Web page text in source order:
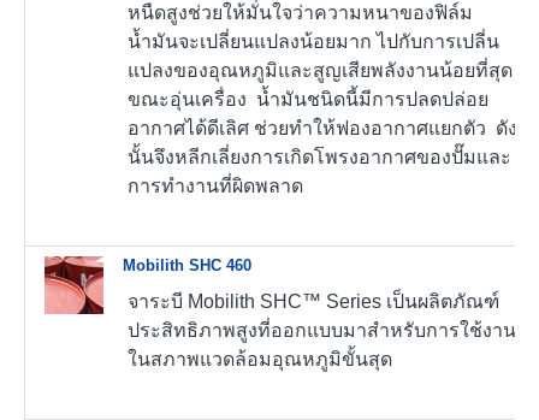
หนืดสูงช่วยให้มั่นใจว่าความหนาของฟิล์ม
น้ำมันจะเปลี่ยนแปลงน้อยมาก ไปกับการเปลี่น
แปลงของอุณหภูมิและสูญเสียพลังงานน้อยที่สุด
ขณะอุ่นเครื่อง น้ำมันชนิดนี้มีการปลดปล่อย
อากาศได้ดีเลิศ ช่วยทำให้ฟองอากาศแยกตัว ดัง
นั้นจึงหลีกเลี่ยงการเกิดโพรงอากาศของปั๊มและ
การทำงานที่ผิดพลาด
Mobilith SHC 460
จาระบี Mobilith SHC™ Series เป็นผลิตภัณฑ์
ประสิทธิภาพสูงที่ออกแบบมาสำหรับการใช้งาน
ในสภาพแวดล้อมอุณหภูมิขั้นสุด